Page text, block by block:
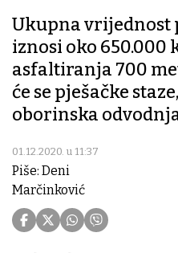
Ukupna vrijednost
iznosi oko 650.000
asfaltiranja 700
će se pješačke
oborinska
01.12.2020. u 11:37
Piše: Deni
Marčinković